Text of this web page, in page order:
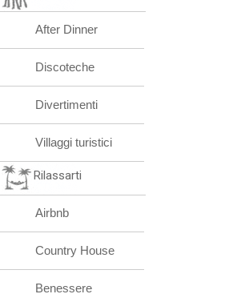
After Dinner
Discoteche
Divertimenti
Villaggi turistici
Rilassarti
Airbnb
Country House
Benessere